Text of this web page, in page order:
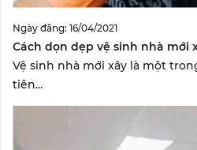
Ngày đăng: 16/04/2021
Cách dọn dẹp vệ sinh nhà mới
Vệ sinh nhà mới xây là một
tiên...